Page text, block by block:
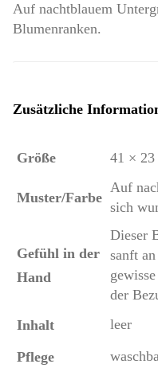
Auf nachtblauem
Blumenranken.
Zusätzliche
Größe 41 × 23
Muster/Farbe
Auf
sich
Gefühl in der
Hand
Dieser
sanft
der
Inhalt
leer
Pflege